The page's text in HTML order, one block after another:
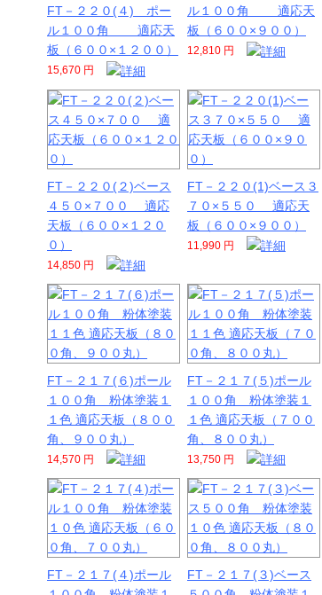
FT－２２０(４) ポー
ル１００角 適応天
板（６００×１２００）
15,670 円
ル１００角 適応天
板（６００×９００）
12,810 円
FT－２２０(２)ベース
４５０×７００ 適応
天板（６００×１２０
０）
14,850 円
FT－２２０(1)ベース３
７０×５５０ 適応天
板（６００×９００）
11,990 円
FT－２１７(６)ポール
１００角 粉体塗装１
１色 適応天板（８００
角、９００丸）
14,570 円
FT－２１７(５)ポール
１００角 粉体塗装１
１色 適応天板（７００
角、８００丸）
13,750 円
FT－２１７(４)ポール
FT－２１７(３)ベース